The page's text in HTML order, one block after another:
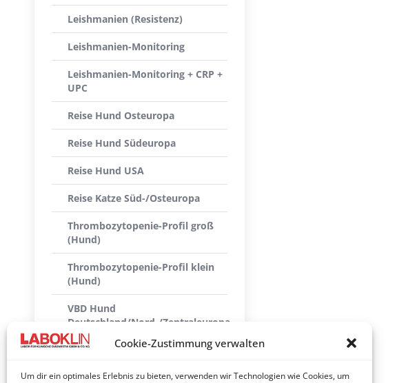
Cookie-Zustimmung verwalten
Um dir ein optimales Erlebnis zu bieten, verwenden wir Technologien wie Cookies, um
Leishmanien (Resistenz)
Leishmanien-Monitoring
Leishmanien-Monitoring + CRP +
UPC
Reise Hund Osteuropa
Reise Hund Südeuropa
Reise Hund USA
Reise Katze Süd-/Osteuropa
Thrombozytopenie-Profil groß
(Hund)
Thrombozytopenie-Profil klein
(Hund)
VBD Hund
Deutschland/Nord-/Zentraleuropa
VBD Katze